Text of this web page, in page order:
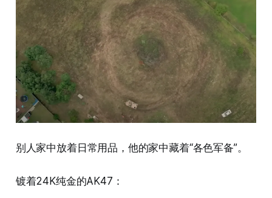
别人家中放着日常用品，他的家中藏着“各色军备”。
镀着24K纯金的AK47：